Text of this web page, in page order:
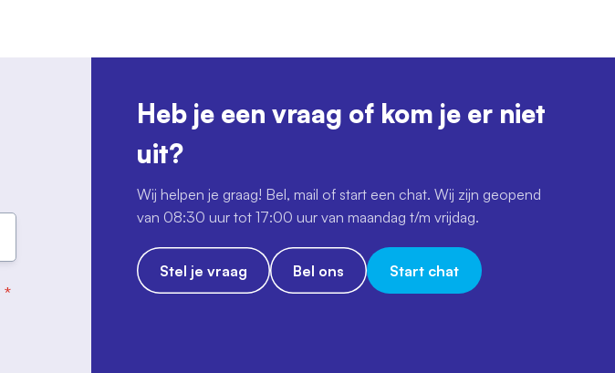
*
Heb je een vraag of kom je er niet
uit?
Wij helpen je graag! Bel, mail of start een chat. Wij zijn geopend
van 08:30 uur tot 17:00 uur van maandag t/m vrijdag.
Stel je vraag Bel ons Start chat